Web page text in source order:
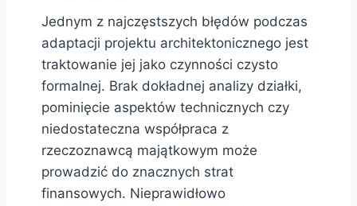
Jednym z najczęstszych błędów podczas
adaptacji projektu architektonicznego jest
traktowanie jej jako czynności czysto
formalnej. Brak dokładnej analizy działki,
pominięcie aspektów technicznych czy
niedostateczna współpraca z
rzeczoznawcą majątkowym może
prowadzić do znacznych strat
finansowych. Nieprawidłowo